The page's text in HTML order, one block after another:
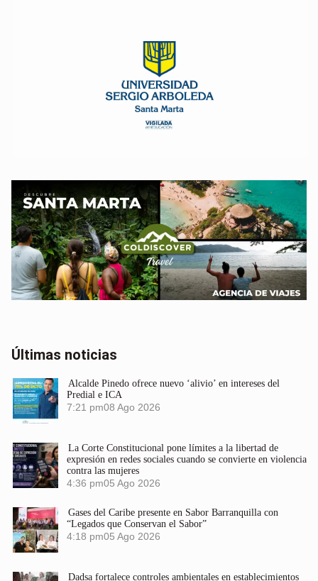
Últimas noticias
Alcalde Pinedo ofrece nuevo ‘alivio’ en intereses del
Predial e ICA
7:21 pm08 Ago 2026
La Corte Constitucional pone límites a la libertad de
expresión en redes sociales cuando se convierte en violencia
contra las mujeres
4:36 pm05 Ago 2026
Gases del Caribe presente en Sabor Barranquilla con
“Legados que Conservan el Sabor”
4:18 pm05 Ago 2026
Dadsa fortalece controles ambientales en establecimientos